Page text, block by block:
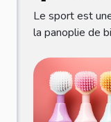
Le sport est
la panoplie de